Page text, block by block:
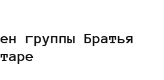
группы Братья